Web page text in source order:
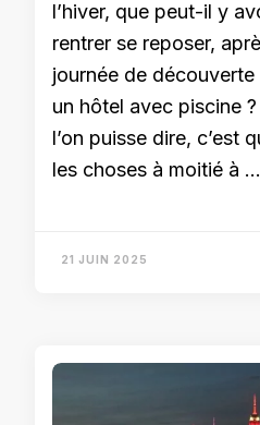
l’hiver, que peut-il y
rentrer se reposer,
journée de
un hôtel avec piscine
l’on puisse dire, c’est
les choses à moitié à …
21 JUIN 2025